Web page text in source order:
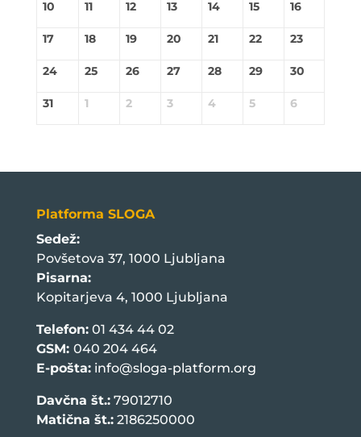
10 11 12 13 14 15 16
17 18 19 20 21 22 23
24 25 26 27 28 29 30
31 1 2 3 4 5 6
Platforma SLOGA
Sedež:
Povšetova 37, 1000 Ljubljana
Pisarna:
Kopitarjeva 4, 1000 Ljubljana
Telefon:01 434 44 02
GSM: 040 204 464
E-pošta: info@sloga-platform.org
Davčna št.:79012710
Matična št.:2186250000